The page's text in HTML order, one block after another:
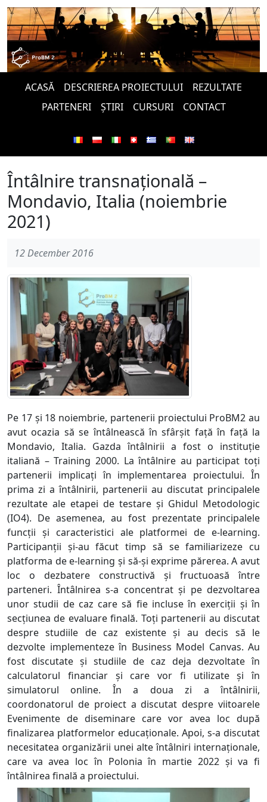
ACASĂ DESCRIEREA PROIECTULUI
REZULTATE
PARTENERI
ȘTIRI CURSURI CONTACT
Întâlnire transnațională –
Mondavio, Italia (noiembrie
2021)
12 December 2016
Pe 17 și 18 noiembrie, partenerii proiectului ProBM2 au
avut ocazia să se întâlnească în sfârșit față în față la
Mondavio, Italia. Gazda întâlnirii a fost o instituție
italiană – Training 2000. La întâlnire au participat toți
partenerii implicați în implementarea proiectului. În
prima zi a întâlnirii, partenerii au discutat principalele
rezultate ale etapei de testare și Ghidul Metodologic
(IO4). De asemenea, au fost prezentate principalele
funcții și caracteristici ale platformei de e-learning.
Participanții și-au făcut timp să se familiarizeze cu
platforma de e-learning și să-și exprime părerea. A avut
loc o dezbatere constructivă și fructuoasă între
parteneri. Întâlnirea s-a concentrat și pe dezvoltarea
unor studii de caz care să fie incluse în exerciții și în
secțiunea de evaluare finală. Toți partenerii au discutat
despre studiile de caz existente și au decis să le
dezvolte implementeze în Business Model Canvas. Au
fost discutate și studiile de caz deja dezvoltate în
calculatorul financiar și care vor fi utilizate și în
simulatorul online. În a doua zi a întâlnirii,
coordonatorul de proiect a discutat despre viitoarele
Evenimente de diseminare care vor avea loc după
finalizarea platformelor educaționale. Apoi, s-a discutat
necesitatea organizării unei alte întâlniri internaționale,
care va avea loc în Polonia în martie 2022 și va fi
întâlnirea finală a proiectului.